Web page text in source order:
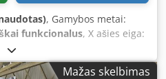
, Gamybos metai:
funkcionalus, X ašies eiga:
mm
24 000 aps./min, Prie
Mažas skelbimas